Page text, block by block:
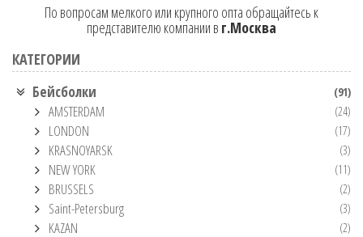
По вопросам мелкого или крупного опта обращайтесь к
представителю компании в г.Москва
КАТЕГОРИИ
Бейсболки (91)
AMSTERDAM (24)
LONDON (17)
KRASNOYARSK (3)
NEW YORK (11)
BRUSSELS (2)
Saint-Petersburg (3)
KAZAN (2)